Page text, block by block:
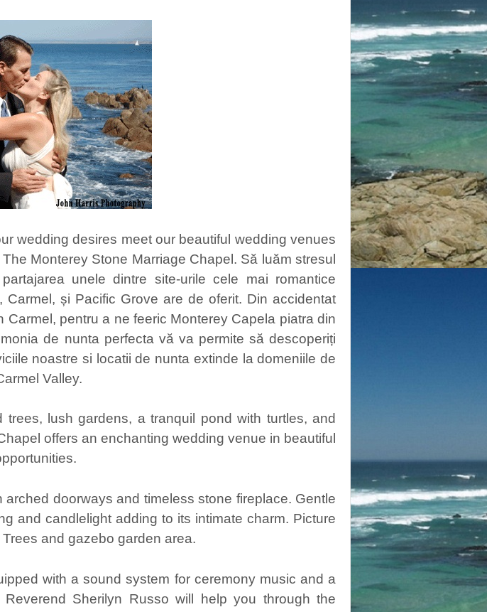
wedding desires meet our beautiful wedding venues
Monterey Stone Marriage Chapel. Să luăm stresul
unele dintre site-urile cele mai romantice
și Pacific Grove are de oferit. Din accidentat
pentru a ne feeric Monterey Capela piatra din
de nunta perfecta vă va permite să descoperiți
noastre si locatii de nunta extinde la domeniile de
Valley.
lush gardens, a tranquil pond with turtles, and
offers an enchanting wedding venue in beautiful
doorways and timeless stone fireplace. Gentle
and candlelight adding to its intimate charm. Picture
and gazebo garden area.
with a sound system for ceremony music and a
Sherilyn Russo will help you through the